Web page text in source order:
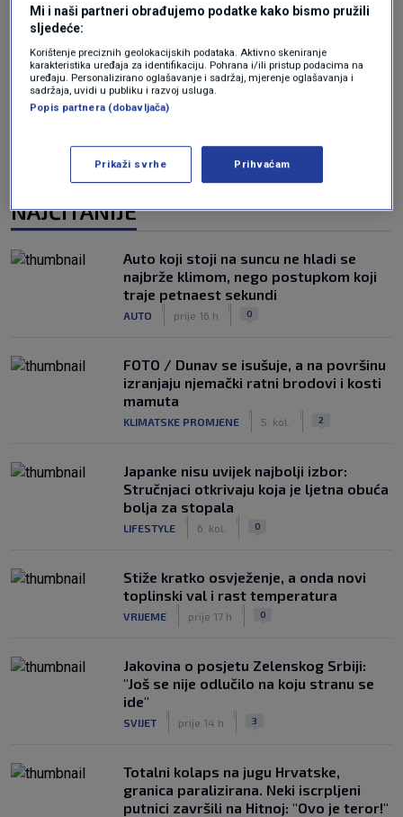
Oglas
NAJČITANIJE
Auto koji stoji na suncu ne hladi se
najbrže klimom, nego postupkom koji
traje petnaest sekundi
AUTO prije 16 h 0
FOTO / Dunav se isušuje, a na površinu
izranjaju njemački ratni brodovi i kosti
mamuta
KLIMATSKE PROMJENE 5. kol. 2
Japanke nisu uvijek najbolji izbor:
Stručnjaci otkrivaju koja je ljetna obuća
bolja za stopala
LIFESTYLE 6. kol. 0
Stiže kratko osvježenje, a onda novi
toplinski val i rast temperatura
VRIJEME prije 17 h 0
Jakovina o posjetu Zelenskog Srbiji:
"Još se nije odlučilo na koju stranu se
ide"
SVIJET prije 14 h 3
Totalni kolaps na jugu Hrvatske,
granica paralizirana. Neki iscrpljeni
putnici završili na Hitnoj: "Ovo je teror!"
Mi i naši partneri obrađujemo podatke kako bismo pružili
sljedeće:
Korištenje preciznih geolokacijskih podataka. Aktivno skeniranje
karakteristika uređaja za identifikaciju. Pohrana i/ili pristup podacima na
uređaju. Personalizirano oglašavanje i sadržaj, mjerenje oglašavanja i
sadržaja, uvidi u publiku i razvoj usluga.
Popis partnera (dobavljača)
Prikaži svrhe Prihvaćam